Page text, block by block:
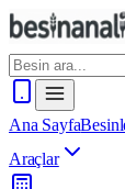
Ana Sayfa
Araçlar